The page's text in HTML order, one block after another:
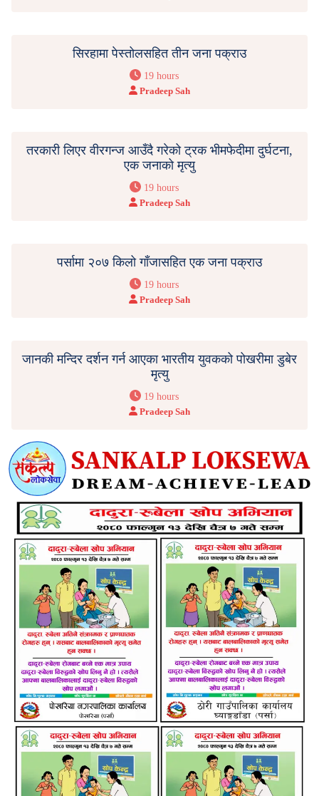
सिरहामा पेस्तोलसहित तीन जना पक्राउ
19 hours
Pradeep Sah
तरकारी लिएर वीरगन्ज आउँदै गरेको ट्रक भीमफेदीमा दुर्घटना,
एक जनाको मृत्यु
19 hours
Pradeep Sah
पर्सामा २०७ किलो गाँजासहित एक जना पक्राउ
19 hours
Pradeep Sah
जानकी मन्दिर दर्शन गर्न आएका भारतीय युवकको पोखरीमा डुबेर
मृत्यु
19 hours
Pradeep Sah